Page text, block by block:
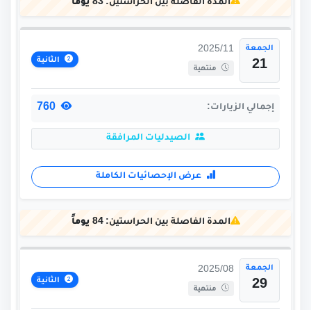
المدة الفاصلة بين الحراستين:83 يوماً
الجمعة
21
2025/11
منتهية
الثانية
إجمالي الزيارات:
الصيدليات المرافقة
عرض الإحصائيات الكاملة
المدة الفاصلة بين الحراستين:84 يوماً
الجمعة
29
2025/08
منتهية
الثانية